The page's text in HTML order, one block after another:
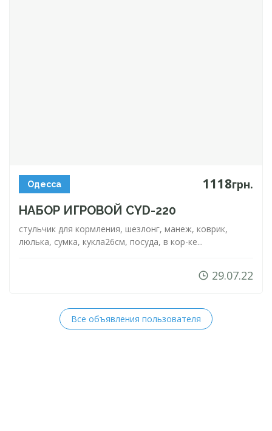
Одесса 1118грн.
НАБОР ИГРОВОЙ CYD-220
стульчик для кормления, шезлонг, манеж, коврик,
люлька, сумка, кукла26см, посуда, в кор-ке...
29.07.22
Все объявления пользователя